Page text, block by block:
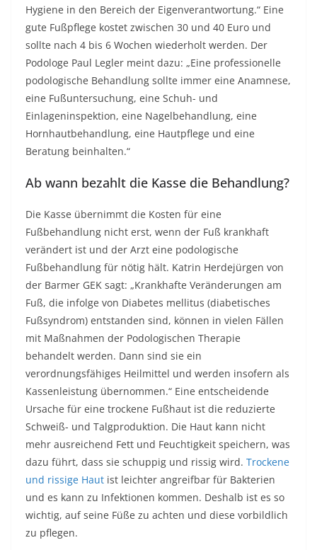
Hygiene in den Bereich der Eigenverantwortung.“ Eine
gute Fußpflege kostet zwischen 30 und 40 Euro und
sollte nach 4 bis 6 Wochen wiederholt werden. Der
Podologe Paul Legler meint dazu: „Eine professionelle
podologische Behandlung sollte immer eine Anamnese,
eine Fußuntersuchung, eine Schuh- und
Einlageninspektion, eine Nagelbehandlung, eine
Hornhautbehandlung, eine Hautpflege und eine
Beratung beinhalten.“
Ab wann bezahlt die Kasse die Behandlung?
Die Kasse übernimmt die Kosten für eine
Fußbehandlung nicht erst, wenn der Fuß krankhaft
verändert ist und der Arzt eine podologische
Fußbehandlung für nötig hält. Katrin Herdejürgen von
der Barmer GEK sagt: „Krankhafte Veränderungen am
Fuß, die infolge von Diabetes mellitus (diabetisches
Fußsyndrom) entstanden sind, können in vielen Fällen
mit Maßnahmen der Podologischen Therapie
behandelt werden. Dann sind sie ein
verordnungsfähiges Heilmittel und werden insofern als
Kassenleistung übernommen.“ Eine entscheidende
Ursache für eine trockene Fußhaut ist die reduzierte
Schweiß- und Talgproduktion. Die Haut kann nicht
mehr ausreichend Fett und Feuchtigkeit speichern, was
dazu führt, dass sie schuppig und rissig wird. Trockene
und rissige Haut ist leichter angreifbar für Bakterien
und es kann zu Infektionen kommen. Deshalb ist es so
wichtig, auf seine Füße zu achten und diese vorbildlich
zu pflegen.